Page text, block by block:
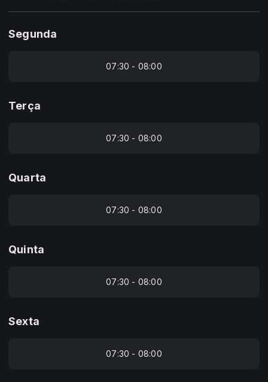
Segunda
07:30 - 08:00
Terça
07:30 - 08:00
Quarta
07:30 - 08:00
Quinta
07:30 - 08:00
Sexta
07:30 - 08:00